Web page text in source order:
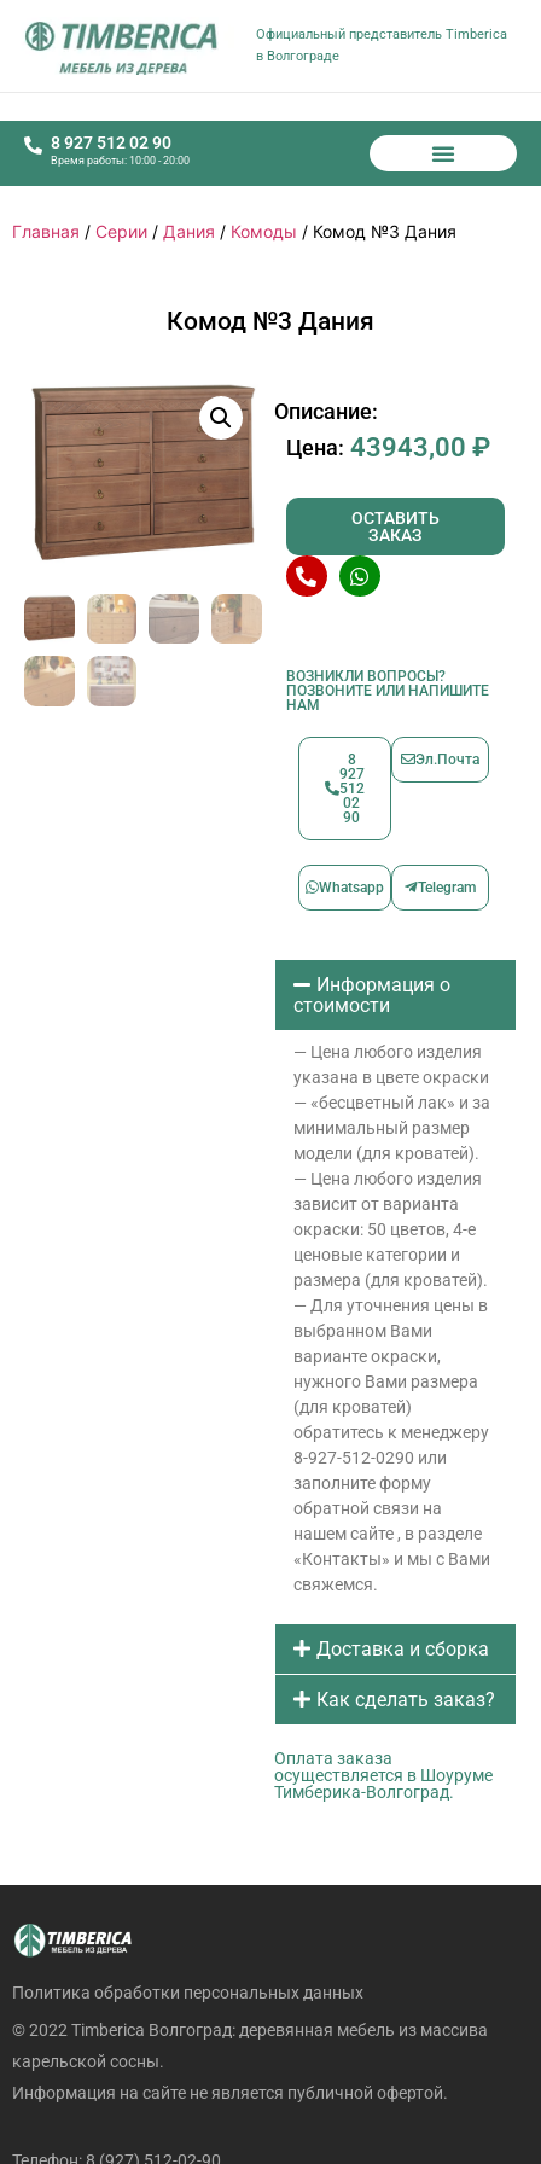
Официальный представитель Timberica
в Волгограде
8 927 512 02 90
Время работы: 10:00 - 20:00
Главная / Серии / Дания / Комоды / Комод №3 Дания
Комод №3 Дания
Описание:
Цена: 43943,00 ₽
ОСТАВИТЬ
ЗАКАЗ
ВОЗНИКЛИ ВОПРОСЫ?
ПОЗВОНИТЕ ИЛИ НАПИШИТЕ
НАМ
8
927
512
02
90
Эл.Почта
Whatsapp Telegram
Информация о
стоимости
— Цена любого изделия
указана в цвете окраски
— «бесцветный лак» и за
минимальный размер
модели (для кроватей).
— Цена любого изделия
зависит от варианта
окраски: 50 цветов, 4-е
ценовые категории и
размера (для кроватей).
— Для уточнения цены в
выбранном Вами
варианте окраски,
нужного Вами размера
(для кроватей)
обратитесь к менеджеру
8-927-512-0290 или
заполните форму
обратной связи на
нашем сайте , в разделе
«Контакты» и мы с Вами
свяжемся.
Доставка и сборка
Как сделать заказ?
Оплата заказа
осуществляется в Шоуруме
Тимберика-Волгоград.
Политика обработки персональных данных
© 2022 Timberica Волгоград: деревянная мебель из массива
карельской сосны.
Информация на сайте не является публичной офертой.
Телефон: 8 (927) 512-02-90